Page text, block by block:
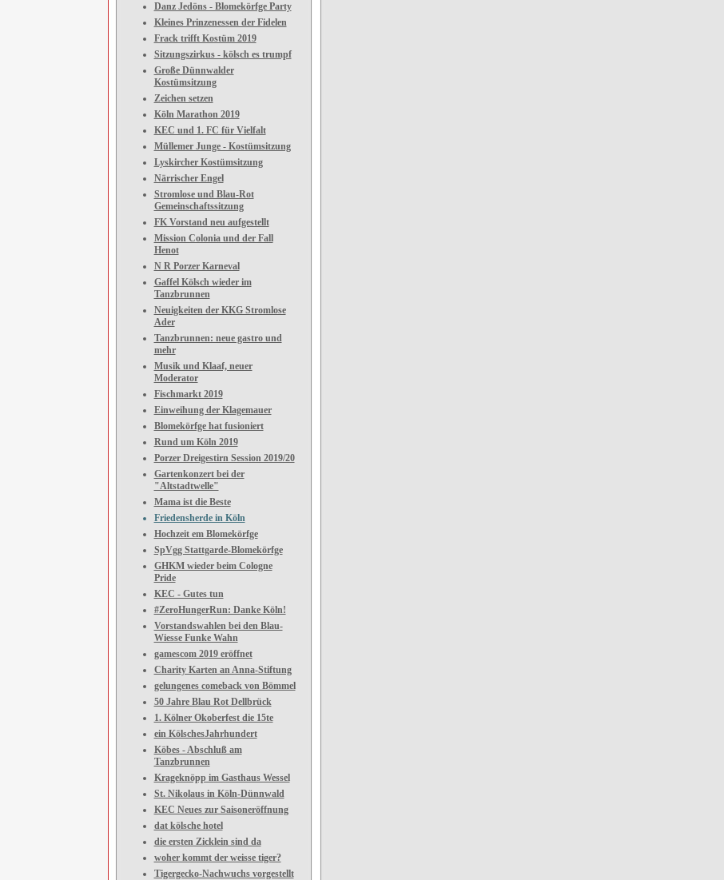
Danz Jedöns - Blomekörfge Party
Kleines Prinzenessen der Fidelen
Frack trifft Kostüm 2019
Sitzungszirkus - kölsch es trumpf
Große Dünnwalder
Kostümsitzung
Zeichen setzen
Köln Marathon 2019
KEC und 1. FC für Vielfalt
Müllemer Junge - Kostümsitzung
Lyskircher Kostümsitzung
Närrischer Engel
Stromlose und Blau-Rot
Gemeinschaftssitzung
FK Vorstand neu aufgestellt
Mission Colonia und der Fall
Henot
N R Porzer Karneval
Gaffel Kölsch wieder im
Tanzbrunnen
Neuigkeiten der KKG Stromlose
Ader
Tanzbrunnen: neue gastro und
mehr
Musik und Klaaf, neuer
Moderator
Fischmarkt 2019
Einweihung der Klagemauer
Blomekörfge hat fusioniert
Rund um Köln 2019
Porzer Dreigestirn Session 2019/20
Gartenkonzert bei der
"Altstadtwelle"
Mama ist die Beste
Friedensherde in Köln
Hochzeit em Blomekörfge
SpVgg Stattgarde-Blomekörfge
GHKM wieder beim Cologne
Pride
KEC - Gutes tun
#ZeroHungerRun: Danke Köln!
Vorstandswahlen bei den Blau-
Wiesse Funke Wahn
gamescom 2019 eröffnet
Charity Karten an Anna-Stiftung
gelungenes comeback von Bömmel
50 Jahre Blau Rot Dellbrück
1. Kölner Okoberfest die 15te
ein KölschesJahrhundert
Köbes - Abschluß am
Tanzbrunnen
Krageknöpp im Gasthaus Wessel
St. Nikolaus in Köln-Dünnwald
KEC Neues zur Saisoneröffnung
dat kölsche hotel
die ersten Zicklein sind da
woher kommt der weisse tiger?
Tigergecko-Nachwuchs vorgestellt